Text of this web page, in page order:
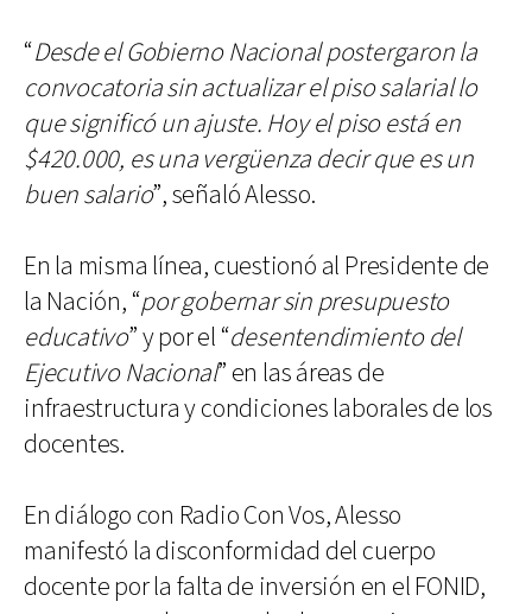
“Desde el Gobierno Nacional postergaron la
convocatoria sin actualizar el piso salarial lo
que significó un ajuste. Hoy el piso está en
$420.000, es una vergüenza decir que es un
buen salario”, señaló Alesso.
En la misma línea, cuestionó al Presidente de
la Nación, “por gobernar sin presupuesto
educativo” y por el “desentendimiento del
Ejecutivo Nacional” en las áreas de
infraestructura y condiciones laborales de los
docentes.
En diálogo con Radio Con Vos, Alesso
manifestó la disconformidad del cuerpo
docente por la falta de inversión en el FONID,